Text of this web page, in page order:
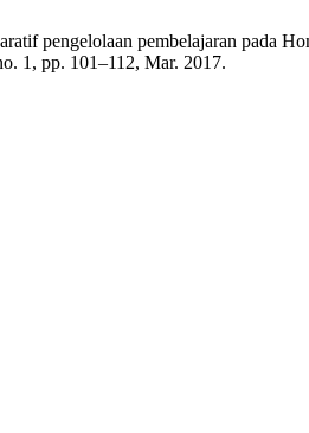
pengelolaan pembelajaran pada
1, pp. 101–112, Mar. 2017.